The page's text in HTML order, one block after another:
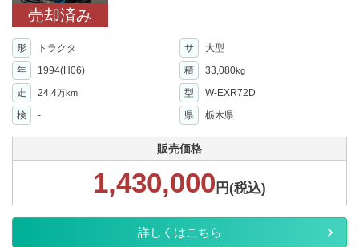
売却済み
形 トラクタ サ
大型
年
1994(H06) 積 33,080kg
走 24.4万km 型
W-EXR72D
検
- 県 栃木県
販売価格
1,430,000 円(税込)
詳しくはこちら